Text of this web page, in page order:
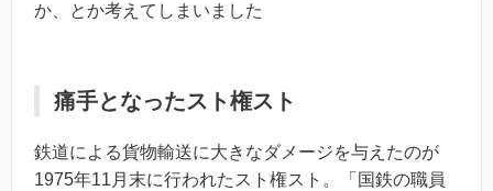
か、とか考えてしまいました
痛手となったスト権スト
鉄道による貨物輸送に大きなダメージを与えたのが
1975年11月末に行われたスト権スト。「国鉄の職員